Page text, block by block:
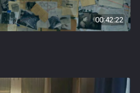
00:42:22